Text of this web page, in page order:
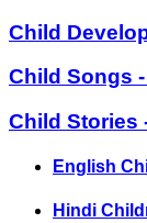
Child
Child Songs -
Child Stories -
English
Hindi